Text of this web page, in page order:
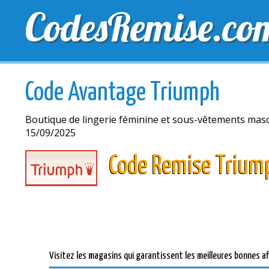
MEILLEURS CODES PROMO CODES PROMO
Code Avantage Triumph
Boutique de lingerie féminine et sous-vêtements
15/09/2025
Code Remise
Visitez les magasins qui garantissent les meilleures bonnes